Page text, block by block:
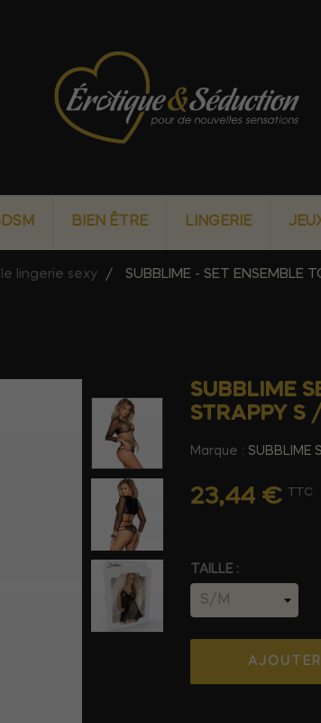
BIEN ÊTRE LINGERIE
lingerie sexy SUBBLIME - SET ENSEMBLE
SUBBLIME
STRAPPY S
Marque : SUBBLIME
23,44 € TTC
TAILLE :